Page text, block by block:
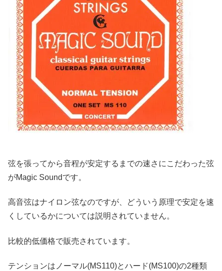
弦を張ってから音程が安定するまでの速さにこだわった弦
がMagic Soundです。
高音弦はナイロン弦なのですが、どういう原理で安定を速
くしているかについては説明されていません。
比較的低価格で販売されています。
テンションはノーマル(MS110)とハード(MS100)の2種類